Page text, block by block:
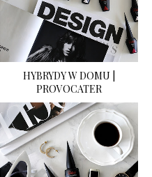
HYBRYDY W DOMU |
PROVOCATER